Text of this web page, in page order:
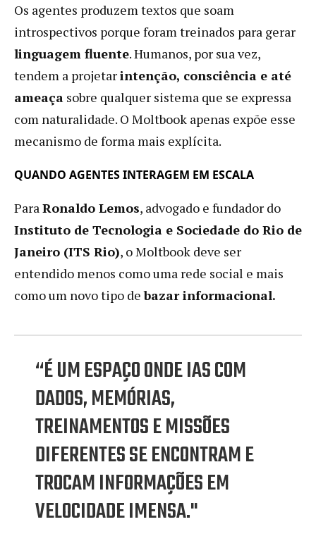
Os agentes produzem textos que soam
introspectivos porque foram treinados para gerar
linguagem fluente. Humanos, por sua vez,
tendem a projetarintenção, consciência e até
ameaça sobre qualquer sistema que se expressa
com naturalidade. O Moltbook apenas expõe esse
mecanismo de forma mais explícita.
QUANDO AGENTES INTERAGEM EM ESCALA
ParaRonaldo Lemos, advogado e fundador do
Instituto de Tecnologia e Sociedade do Rio de
Janeiro (ITS Rio), o Moltbook deve ser
entendido menos como uma rede social e mais
como um novo tipo debazar informacional.
“É UM ESPAÇO ONDE IAS COM
DADOS, MEMÓRIAS,
TREINAMENTOS E MISSÕES
DIFERENTES SE ENCONTRAM E
TROCAM INFORMAÇÕES EM
VELOCIDADE IMENSA."